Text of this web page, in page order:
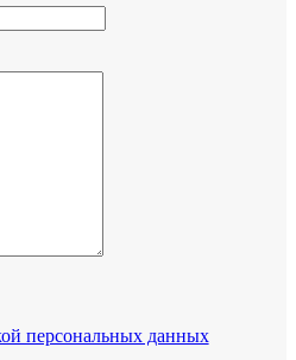
персональных данных